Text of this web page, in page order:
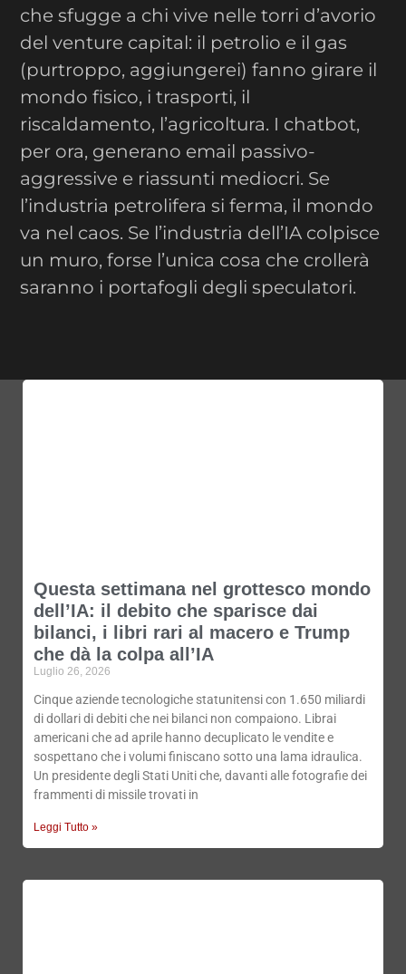
che sfugge a chi vive nelle torri d’avorio
del venture capital: il petrolio e il gas
(purtroppo, aggiungerei) fanno girare il
mondo fisico, i trasporti, il
riscaldamento, l’agricoltura. I chatbot,
per ora, generano email passivo-
aggressive e riassunti mediocri. Se
l’industria petrolifera si ferma, il mondo
va nel caos. Se l’industria dell’IA colpisce
un muro, forse l’unica cosa che crollerà
saranno i portafogli degli speculatori.
Questa settimana nel grottesco mondo
dell’IA: il debito che sparisce dai
bilanci, i libri rari al macero e Trump
che dà la colpa all’IA
Luglio 26, 2026
Cinque aziende tecnologiche statunitensi con 1.650 miliardi
di dollari di debiti che nei bilanci non compaiono. Librai
americani che ad aprile hanno decuplicato le vendite e
sospettano che i volumi finiscano sotto una lama idraulica.
Un presidente degli Stati Uniti che, davanti alle fotografie dei
frammenti di missile trovati in
Leggi Tutto »